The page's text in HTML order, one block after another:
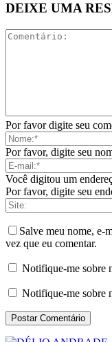
DEIXE UMA
Por favor digite seu
Por favor, digite seu
Você digitou um
Por favor, digite seu
Salve meu nome, e-
vez que eu comentar.
Notifique-me sobre
Notifique-me sobre